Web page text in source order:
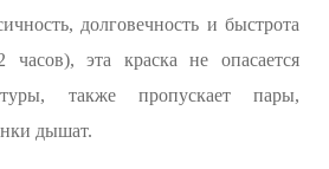
долговечность и быстрота
эта краска не опасается
также пропускает пары,
дышат.